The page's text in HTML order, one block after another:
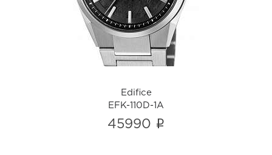
i
Edifice
EFK-110D-1A
45990 i